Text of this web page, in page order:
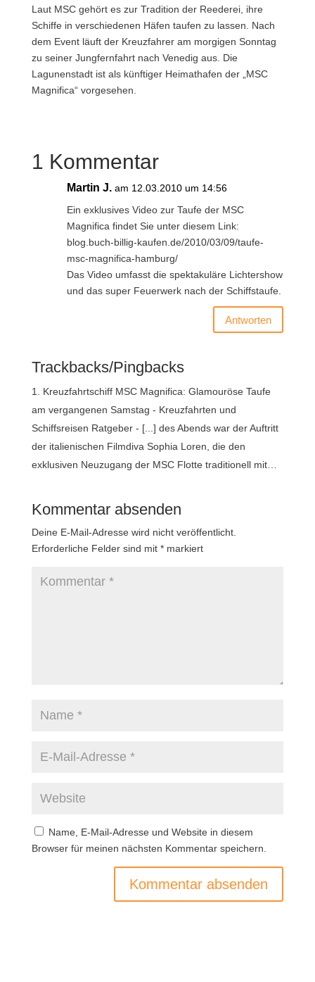
Laut MSC gehört es zur Tradition der Reederei, ihre
Schiffe in verschiedenen Häfen taufen zu lassen. Nach
dem Event läuft der Kreuzfahrer am morgigen Sonntag
zu seiner Jungfernfahrt nach Venedig aus. Die
Lagunenstadt ist als künftiger Heimathafen der „MSC
Magnifica“ vorgesehen.
1 Kommentar
Martin J. am 12.03.2010 um 14:56
Ein exklusives Video zur Taufe der MSC
Magnifica findet Sie unter diesem Link:
blog.buch-billig-kaufen.de/2010/03/09/taufe-
msc-magnifica-hamburg/
Das Video umfasst die spektakuläre Lichtershow
und das super Feuerwerk nach der Schiffstaufe.
Antworten
Trackbacks/Pingbacks
Kreuzfahrtschiff MSC Magnifica: Glamouröse Taufe
am vergangenen Samstag - Kreuzfahrten und
Schiffsreisen Ratgeber - [...] des Abends war der Auftritt
der italienischen Filmdiva Sophia Loren, die den
exklusiven Neuzugang der MSC Flotte traditionell mit…
Kommentar absenden
Deine E-Mail-Adresse wird nicht veröffentlicht.
Erforderliche Felder sind mit *markiert
Name, E-Mail-Adresse und Website in diesem
Browser für meinen nächsten Kommentar speichern.